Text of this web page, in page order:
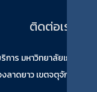
ติดต่อเรา
าร มหาวิทยาลัยเกษตรศา
ลาดยาว เขตจตุจักร กรุงเ